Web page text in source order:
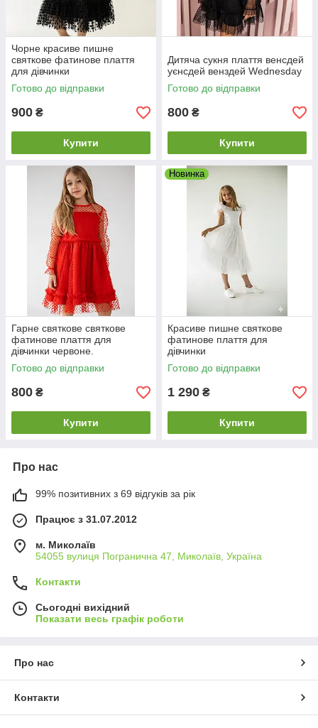
Чорне красиве пишне
святкове фатинове плаття
для дівчинки
Готово до відправки
900 ₴
Купити
Дитяча сукня плаття венсдей
уєнсдей венздей Wednesday
Готово до відправки
800 ₴
Купити
Гарне святкове святкове
фатинове плаття для
дівчинки червоне.
Готово до відправки
800 ₴
Купити
Новинка
Красиве пишне святкове
фатинове плаття для
дівчинки
Готово до відправки
1 290 ₴
Купити
Про нас
99% позитивних з 69 відгуків за рік
Працює з 31.07.2012
м. Миколаїв
54055 вулиця Погранична 47, Миколаїв, Україна
Контакти
Сьогодні вихідний
Показати весь графік роботи
Про нас
Контакти